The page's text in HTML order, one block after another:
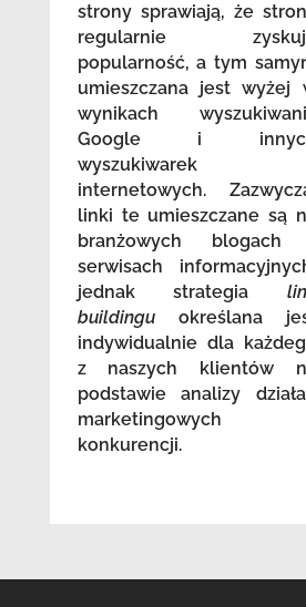
strony sprawiają, że
regularnie
popularność, a tym
umieszczana jest wyżej
wynikach
Google i
wyszukiwarek
internetowych.
linki te umieszczane są
branżowych
serwisach
jednak strategia
buildingu określana
indywidualnie dla
z naszych klientów
podstawie analizy
marketingowych
konkurencji.